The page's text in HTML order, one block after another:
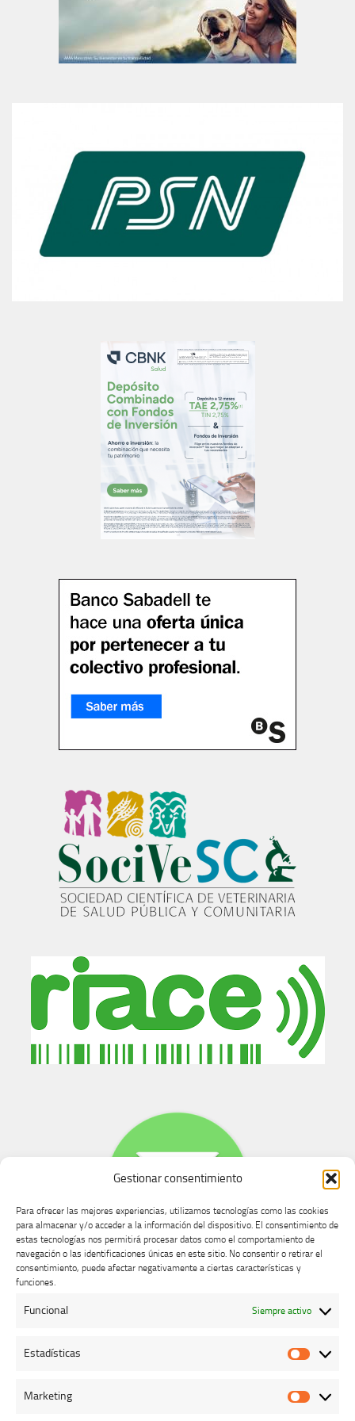
Gestionar consentimiento
Para ofrecer las mejores experiencias, utilizamos tecnologías como las cookies
para almacenar y/o acceder a la información del dispositivo. El consentimiento de
estas tecnologías nos permitirá procesar datos como el comportamiento de
navegación o las identificaciones únicas en este sitio. No consentir o retirar el
consentimiento, puede afectar negativamente a ciertas características y
funciones.
Funcional Siempre activo
Estadísticas
Marketing
Buzón de dudas, quejas y sugerencias